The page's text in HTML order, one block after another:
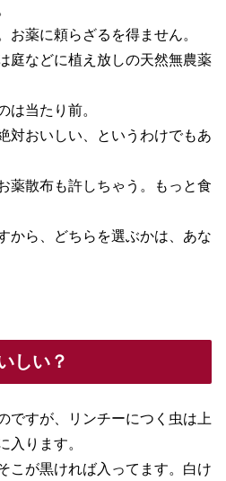
お薬に頼らざるを得ません。
庭などに植え放しの天然無農薬
は当たり前。
対おいしい、というわけでもあ
薬散布も許しちゃう。もっと食
から、どちらを選ぶかは、あな
しい？
ですが、リンチーにつく虫は上
入ります。
こが黒ければ入ってます。白け